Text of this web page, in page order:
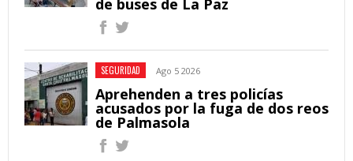
de buses de La Paz
SEGURIDAD Ago 5 2026
Aprehenden a tres policías
acusados por la fuga de dos reos
de Palmasola